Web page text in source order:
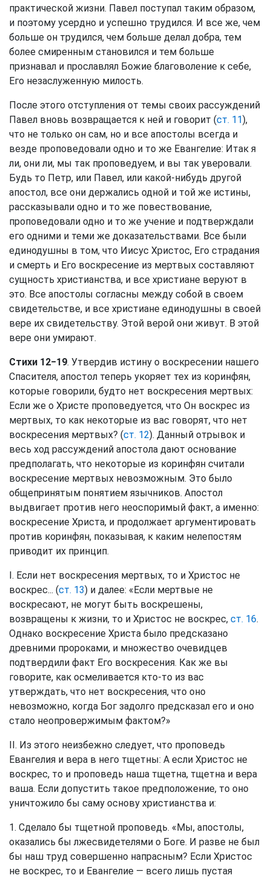
практической жизни. Павел поступал таким образом,
и поэтому усердно и успешно трудился. И все же, чем
больше он трудился, чем больше делал добра, тем
более смиренным становился и тем больше
признавал и прославлял Божие благоволение к себе,
Его незаслуженную милость.
После этого отступления от темы своих рассуждений
Павел вновь возвращается к ней и говорит (ст. 11),
что не только он сам, но и все апостолы всегда и
везде проповедовали одно и то же Евангелие: Итак я
ли, они ли, мы так проповедуем, и вы так уверовали.
Будь то Петр, или Павел, или какой-нибудь другой
апостол, все они держались одной и той же истины,
рассказывали одно и то же повествование,
проповедовали одно и то же учение и подтверждали
его одними и теми же доказательствами. Все были
единодушны в том, что Иисус Христос, Его страдания
и смерть и Его воскресение из мертвых составляют
сущность христианства, и все христиане веруют в
это. Все апостолы согласны между собой в своем
свидетельстве, и все христиане единодушны в своей
вере их свидетельству. Этой верой они живут. В этой
вере они умирают.
Стихи 12−19. Утвердив истину о воскресении нашего
Спасителя, апостол теперь укоряет тех из коринфян,
которые говорили, будто нет воскресения мертвых:
Если же о Христе проповедуется, что Он воскрес из
мертвых, то как некоторые из вас говорят, что нет
воскресения мертвых? (ст. 12). Данный отрывок и
весь ход рассуждений апостола дают основание
предполагать, что некоторые из коринфян считали
воскресение мертвых невозможным. Это было
общепринятым понятием язычников. Апостол
выдвигает против него неоспоримый факт, а именно:
воскресение Христа, и продолжает аргументировать
против коринфян, показывая, к каким нелепостям
приводит их принцип.
I. Если нет воскресения мертвых, то и Христос не
воскрес... (ст. 13) и далее: «Если мертвые не
воскресают, не могут быть воскрешены,
возвращены к жизни, то и Христос не воскрес, ст. 16.
Однако воскресение Христа было предсказано
древними пророками, и множество очевидцев
подтвердили факт Его воскресения. Как же вы
говорите, как осмеливается кто-то из вас
утверждать, что нет воскресения, что оно
невозможно, когда Бог задолго предсказал его и оно
стало неопровержимым фактом?»
II. Из этого неизбежно следует, что проповедь
Евангелия и вера в него тщетны: А если Христос не
воскрес, то и проповедь наша тщетна, тщетна и вера
ваша. Если допустить такое предположение, то оно
уничтожило бы саму основу христианства и:
1. Сделало бы тщетной проповедь. «Мы, апостолы,
оказались бы лжесвидетелями о Боге. И разве не был
бы наш труд совершенно напрасным? Если Христос
не воскрес, то и Евангелие — всего лишь пустая